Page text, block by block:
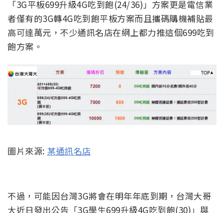
「3G平板699升級4G吃到飽(24/36)」方案更是電信業
者僅有的3G轉4G吃到飽平板方案而且攜碼購機補貼最
高可達萬元，不少通訊名店在網上都力推這個699吃到
飽方案。
圖片來源: 某通訊名店
不過，可能因台灣3G將會在明年年底到期，台灣大哥
大近日發出公告「3G學生699升級4G吃到飽(30)」與